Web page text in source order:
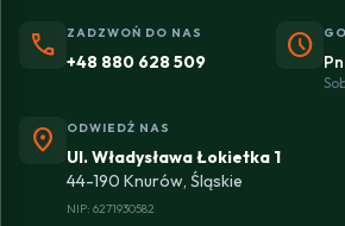
phone ZADZWOŃ DO NAS
+48 880 628 509 schedule
location_on ODWIEDŹ NAS
Ul. Władysława Łokietka 1
44-190 Knurów, Śląskie
NIP: 6271930582